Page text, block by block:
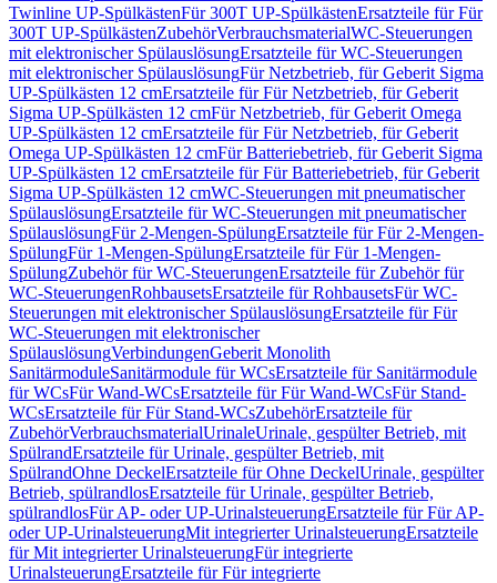
Twinline UP-SpülkästenFür 300T UP-SpülkästenErsatzteile für Für
300T UP-SpülkästenZubehörVerbrauchsmaterialWC-Steuerungen
mit elektronischer SpülauslösungErsatzteile für WC-Steuerungen
mit elektronischer SpülauslösungFür Netzbetrieb, für Geberit Sigma
UP-Spülkästen 12 cmErsatzteile für Für Netzbetrieb, für Geberit
Sigma UP-Spülkästen 12 cmFür Netzbetrieb, für Geberit Omega
UP-Spülkästen 12 cmErsatzteile für Für Netzbetrieb, für Geberit
Omega UP-Spülkästen 12 cmFür Batteriebetrieb, für Geberit Sigma
UP-Spülkästen 12 cmErsatzteile für Für Batteriebetrieb, für Geberit
Sigma UP-Spülkästen 12 cmWC-Steuerungen mit pneumatischer
SpülauslösungErsatzteile für WC-Steuerungen mit pneumatischer
SpülauslösungFür 2-Mengen-SpülungErsatzteile für Für 2-Mengen-
SpülungFür 1-Mengen-SpülungErsatzteile für Für 1-Mengen-
SpülungZubehör für WC-SteuerungenErsatzteile für Zubehör für
WC-SteuerungenRohbausetsErsatzteile für RohbausetsFür WC-
Steuerungen mit elektronischer SpülauslösungErsatzteile für Für
WC-Steuerungen mit elektronischer
SpülauslösungVerbindungenGeberit Monolith
SanitärmoduleSanitärmodule für WCsErsatzteile für Sanitärmodule
für WCsFür Wand-WCsErsatzteile für Für Wand-WCsFür Stand-
WCsErsatzteile für Für Stand-WCsZubehörErsatzteile für
ZubehörVerbrauchsmaterialUrinaleUrinale, gespülter Betrieb, mit
SpülrandErsatzteile für Urinale, gespülter Betrieb, mit
SpülrandOhne DeckelErsatzteile für Ohne DeckelUrinale, gespülter
Betrieb, spülrandlosErsatzteile für Urinale, gespülter Betrieb,
spülrandlosFür AP- oder UP-UrinalsteuerungErsatzteile für Für AP-
oder UP-UrinalsteuerungMit integrierter UrinalsteuerungErsatzteile
für Mit integrierter UrinalsteuerungFür integrierte
UrinalsteuerungErsatzteile für Für integrierte